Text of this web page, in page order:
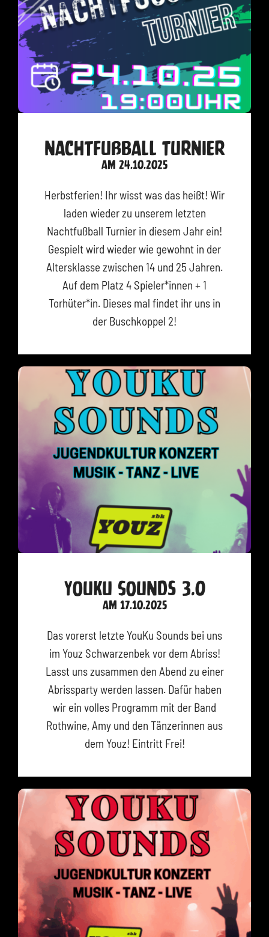
nachtfußball Turnier
am 24.10.2025
Herbstferien! Ihr wisst was das heißt! Wir
laden wieder zu unserem letzten
Nachtfußball Turnier in diesem Jahr ein!
Gespielt wird wieder wie gewohnt in der
Altersklasse zwischen 14 und 25 Jahren.
Auf dem Platz 4 Spieler*innen + 1
Torhüter*in. Dieses mal findet ihr uns in
der Buschkoppel 2!
YouKu Sounds 3.0
am 17.10.2025
Das vorerst letzte YouKu Sounds bei uns
im Youz Schwarzenbek vor dem Abriss!
Lasst uns zusammen den Abend zu einer
Abrissparty werden lassen. Dafür haben
wir ein volles Programm mit der Band
Rothwine, Amy und den Tänzerinnen aus
dem Youz! Eintritt Frei!